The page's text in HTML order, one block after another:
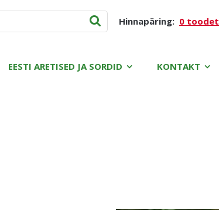
Hinnapäring: 0 toodet
EESTI ARETISED JA SORDID KONTAKT